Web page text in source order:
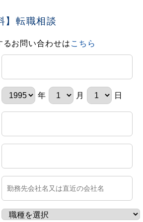
】転職相談
お問い合わせは こちら
年 月 日